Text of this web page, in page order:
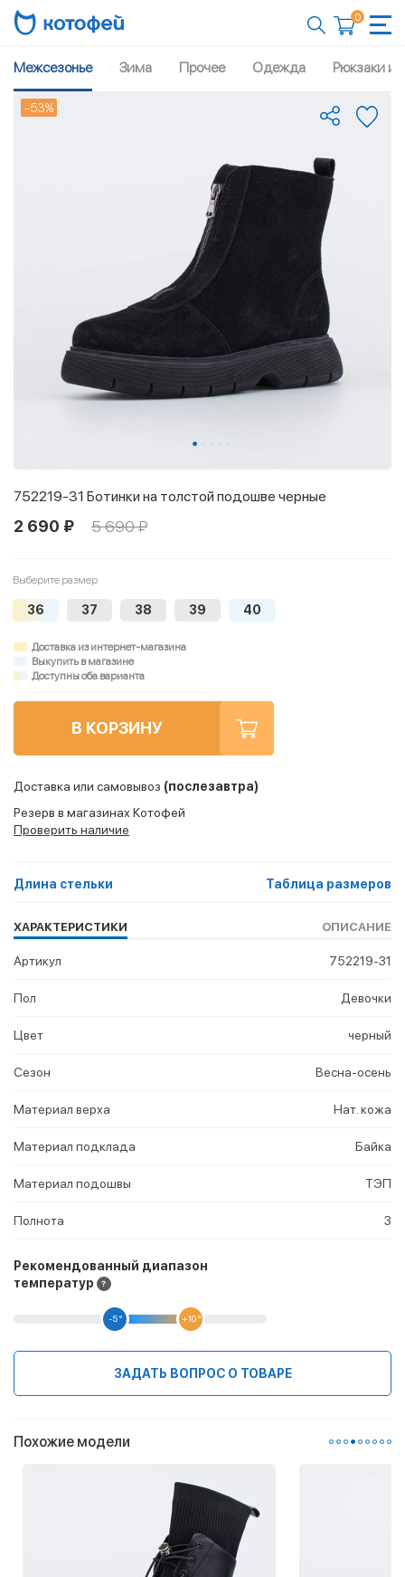
0
Межсезонье Зима Прочее Одежда Рюкзаки и
-53%
752219-31 Ботинки на толстой подошве черные
2 690 ₽ 5 690 ₽
Выберите размер
36 37 38 39 40
Доставка из интернет-магазина
Выкупить в магазине
Доступны оба варианта
В КОРЗИНУ
Доставка или самовывоз (послезавтра)
Резерв в магазинах Котофей
Проверить наличие
Длина стельки Таблица размеров
ХАРАКТЕРИСТИКИ ОПИСАНИЕ
Артикул 752219-31
Пол Девочки
Цвет черный
Сезон Весна-осень
Материал верха Нат. кожа
Материал подклада Байка
Материал подошвы ТЭП
Полнота 3
Рекомендованный диапазон
температур
-5 ° +10 °
ЗАДАТЬ ВОПРОС О ТОВАРЕ
Похожие модели